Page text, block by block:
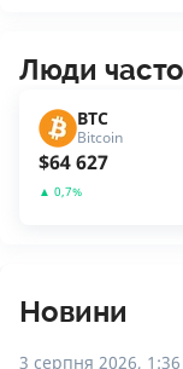
Люди
BTC
Bitcoin
$64 627
▲ 0,7%
Новини
3 серпня 2026, 1:36